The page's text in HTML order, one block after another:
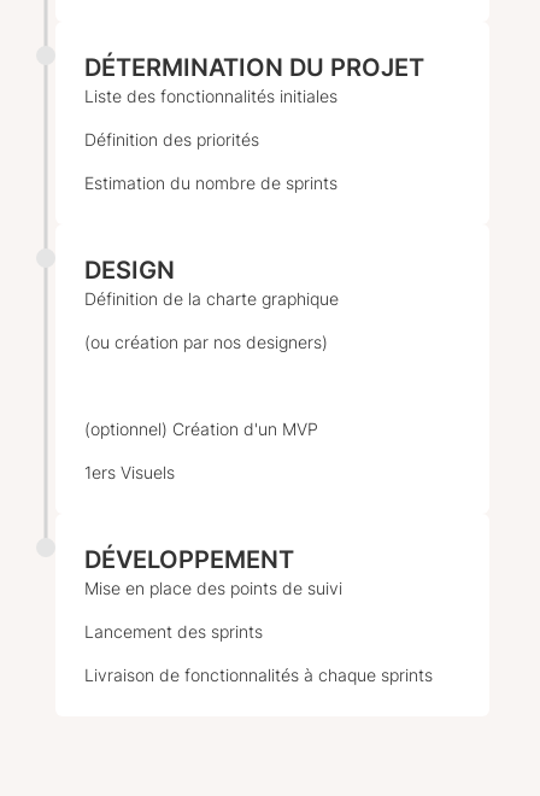
DÉTERMINATION DU PROJET
Liste des fonctionnalités initiales
Définition des priorités
Estimation du nombre de sprints
DESIGN
Définition de la charte graphique
(ou création par nos designers)
(optionnel) Création d'un MVP
1ers Visuels
DÉVELOPPEMENT
Mise en place des points de suivi
Lancement des sprints
Livraison de fonctionnalités à chaque sprints